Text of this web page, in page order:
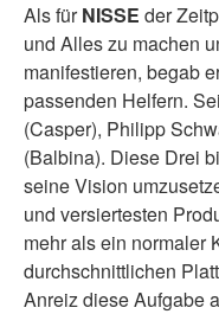
Als fürNISSE der
und Alles zu machen
manifestieren, begab
passenden Helfern.
(Casper), Philipp
(Balbina). Diese Drei
seine Vision
und versiertesten
mehr als ein normaler
durchschnittlichen
Anreiz diese Aufgabe